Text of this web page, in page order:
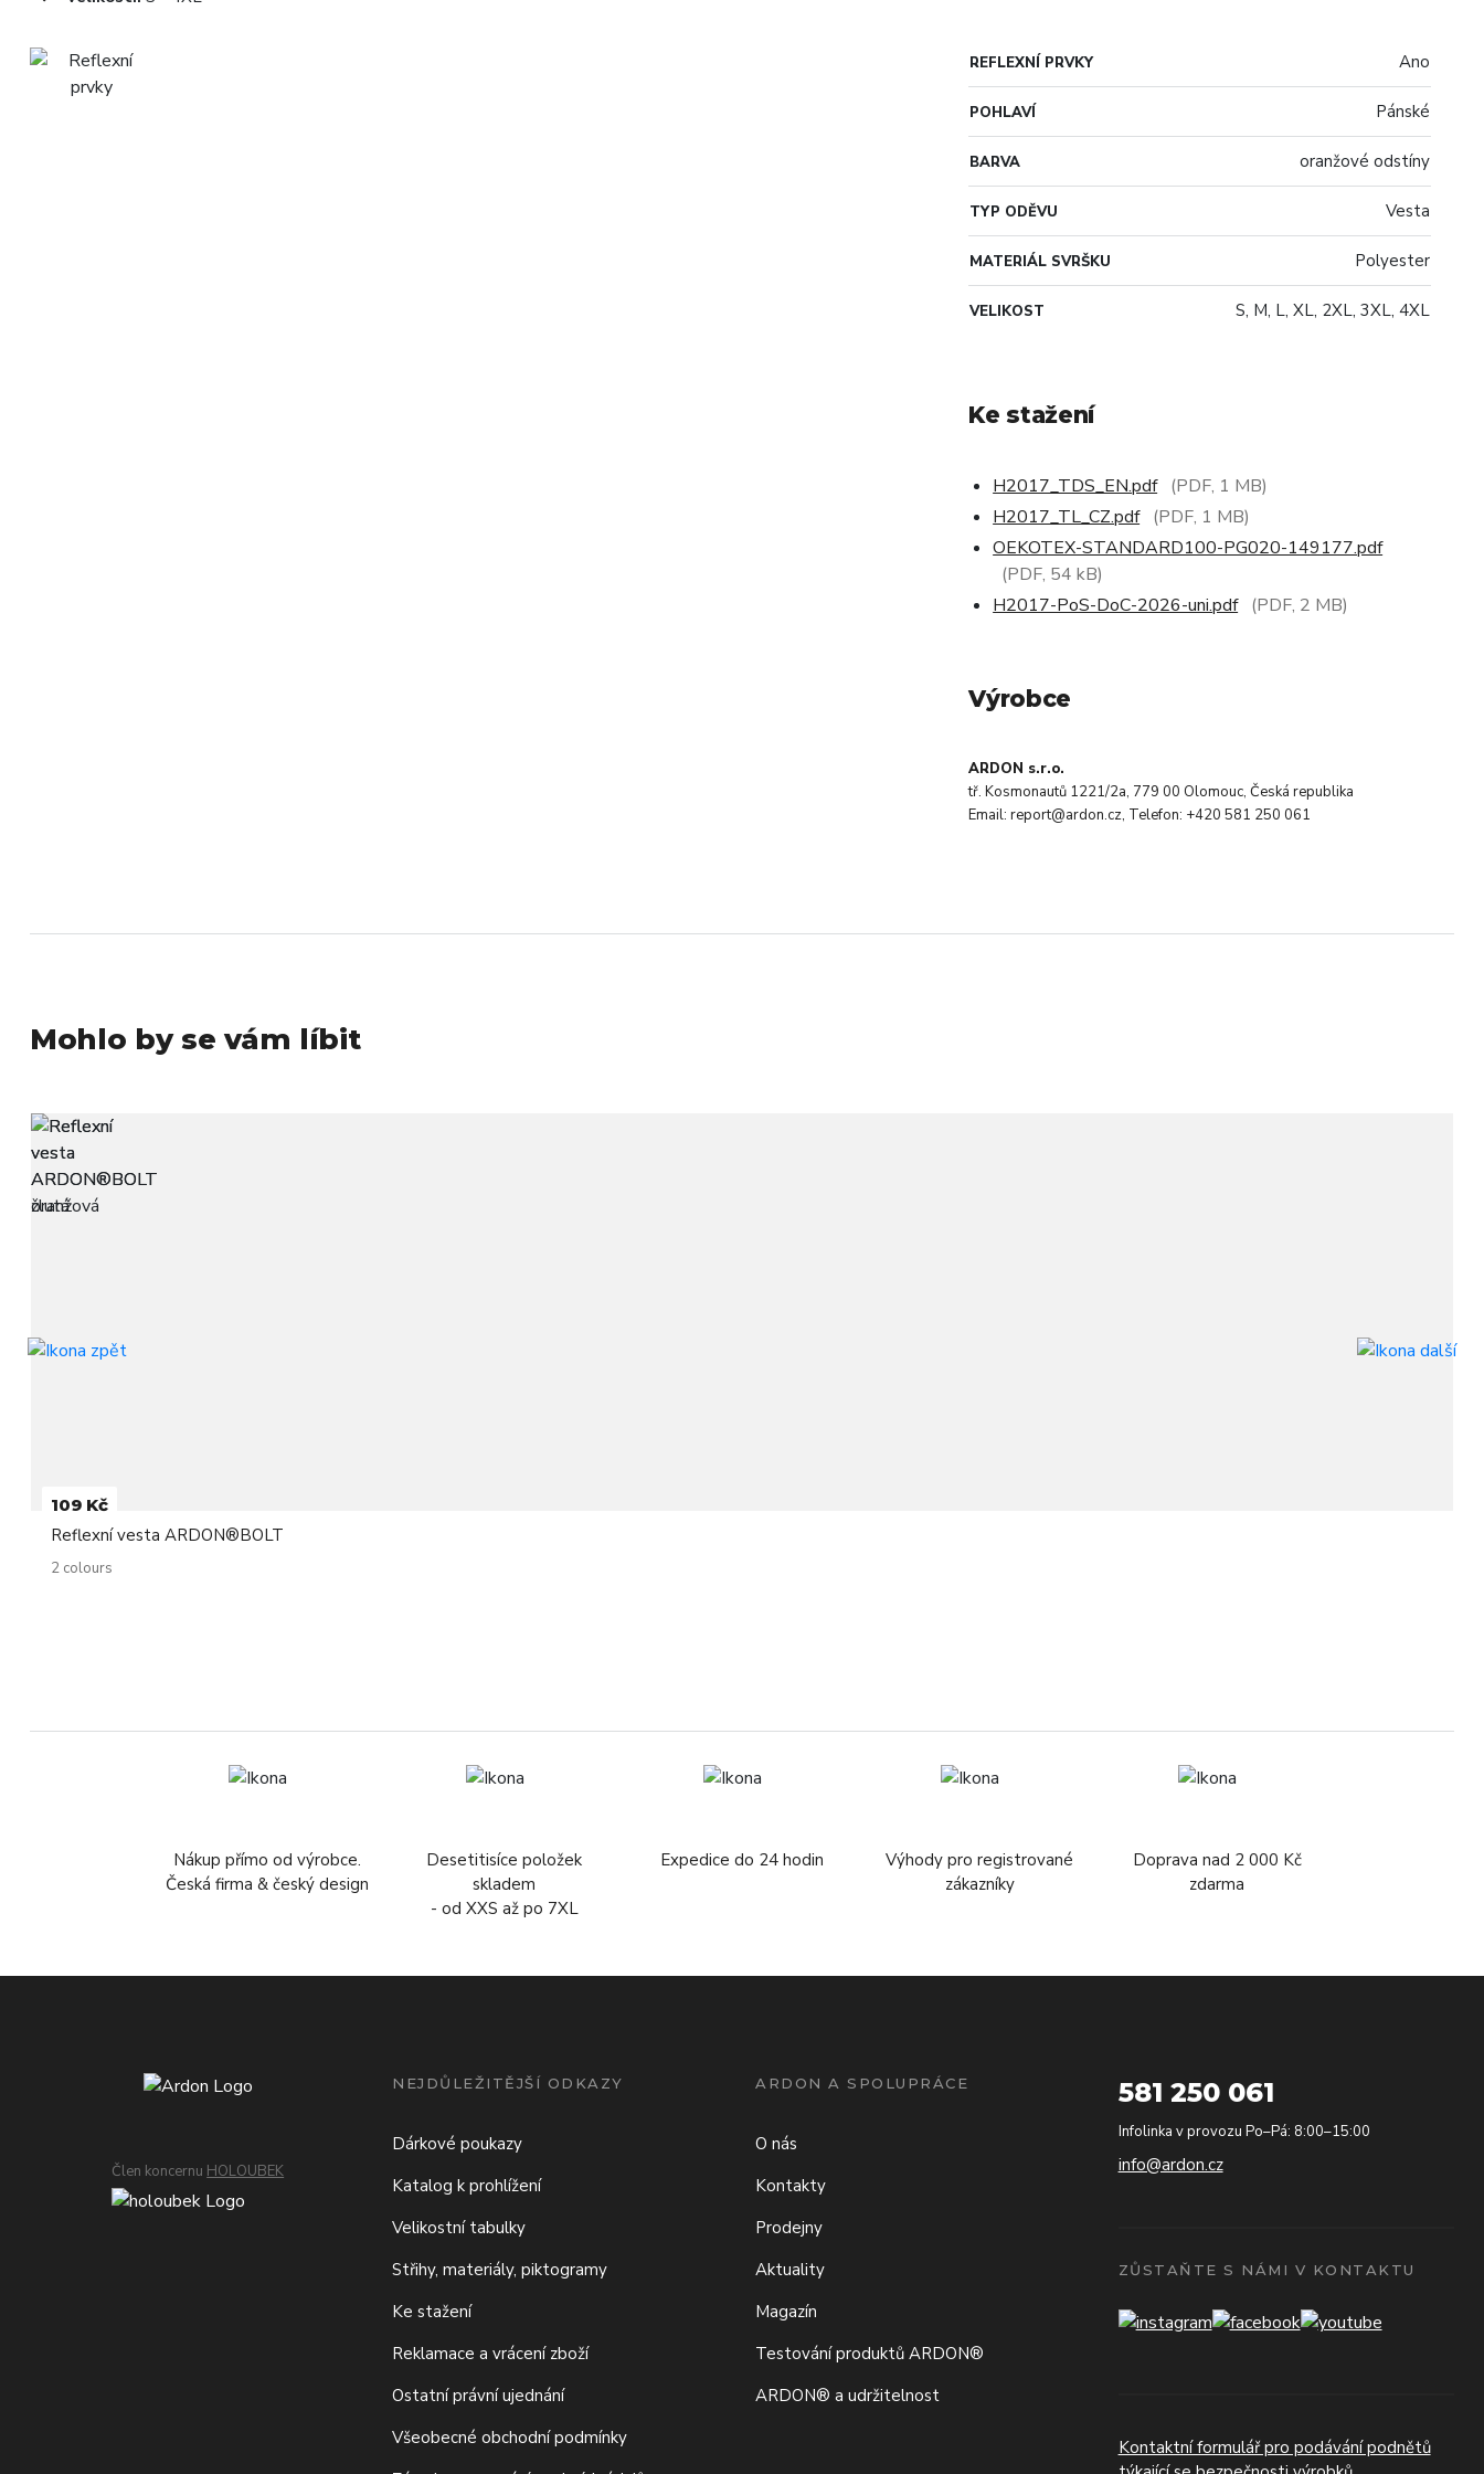
REFLEXNÍ PRVKY Ano
POHLAVÍ Pánské
BARVA oranžové odstíny
TYP ODĚVU Vesta
MATERIÁL SVRŠKU Polyester
VELIKOST S, M, L, XL, 2XL, 3XL, 4XL
Ke stažení
H2017_TDS_EN.pdf (PDF, 1 MB)
H2017_TL_CZ.pdf (PDF, 1 MB)
OEKOTEX-STANDARD100-PG020-149177.pdf
(PDF, 54 kB)
H2017-PoS-DoC-2026-uni.pdf (PDF, 2 MB)
Výrobce
ARDON s.r.o.
tř. Kosmonautů 1221/2a, 779 00 Olomouc, Česká republika
Email: report@ardon.cz, Telefon: +420 581 250 061
Mohlo by se vám líbit
109 Kč
Reflexní vesta ARDON®BOLT
2 colours
Nákup přímo od výrobce.
Česká firma & český design
Desetitisíce položek
skladem
- od XXS až po 7XL
Expedice do 24 hodin
Výhody pro registrované
zákazníky
Doprava nad 2 000 Kč
zdarma
Člen koncernu HOLOUBEK
NEJDŮLEŽITĚJŠÍ ODKAZY
Dárkové poukazy
Katalog k prohlížení
Velikostní tabulky
Střihy, materiály, piktogramy
Ke stažení
Reklamace a vrácení zboží
Ostatní právní ujednání
Všeobecné obchodní podmínky
ARDON A SPOLUPRÁCE
O nás
Kontakty
Prodejny
Aktuality
Magazín
Testování produktů ARDON®
ARDON® a udržitelnost
581 250 061
Infolinka v provozu Po–Pá: 8:00–15:00
info@ardon.cz
ZŮSTAŇTE S NÁMI V KONTAKTU
Kontaktní formulář pro podávání podnětů